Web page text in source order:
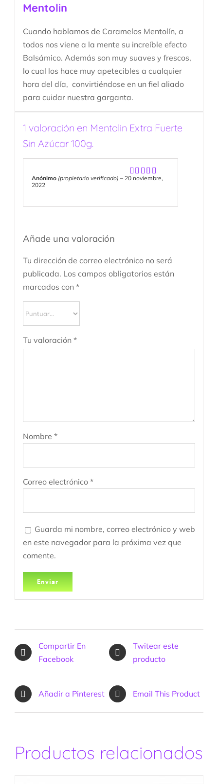
Mentolin
Cuando hablamos de Caramelos Mentolín, a
todos nos viene a la mente su increíble efecto
Balsámico. Además son muy suaves y frescos,
lo cual los hace muy apetecibles a cualquier
hora del día, convirtiéndose en un fiel aliado
para cuidar nuestra garganta.
1 valoración en Mentolin Extra Fuerte
Sin Azúcar 100g.
Valorado
Anónimo (propietario verificado) – 20 noviembre,
2022
Añade una valoración
Tu dirección de correo electrónico no será
publicada. Los campos obligatorios están
marcados con *
Tu valoración *
Nombre *
Correo electrónico *
Guarda mi nombre, correo electrónico y web
en este navegador para la próxima vez que
comente.
Compartir En
Facebook
Twitear este
producto
Añadir a Pinterest Email This Product
Productos relacionados